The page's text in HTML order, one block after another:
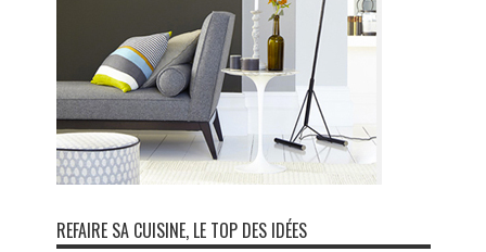
REFAIRE SA CUISINE, LE TOP DES IDÉES